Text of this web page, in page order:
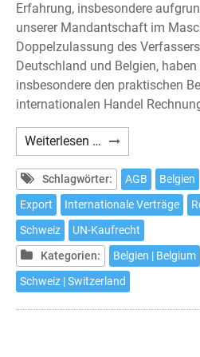
Erfahrung, insbesondere
unserer Mandantschaft im
Doppelzulassung des
Deutschland und Belgien,
insbesondere den praktischen
internationalen Handel
Weiterlesen … AGB
für
den
Export
(B2B)
Schlagwörter: AGB Belgien
Export
Internationale Verträge
Schweiz
UN-Kaufrecht
Kategorien:
Belgien | Belgium
Schweiz | Switzerland